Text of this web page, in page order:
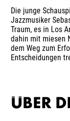
Die junge
Jazzmusiker
Traum, es in Los
dahin mit miesen
dem Weg zum
Entscheidungen
ÜBER